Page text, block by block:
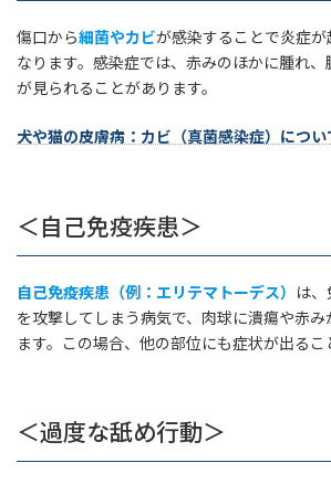
傷口から細菌やカビが感染することで炎症が
なります。感染症では、赤みのほかに腫れ
が見られることがあります。
犬や猫の皮膚病：カビ（真菌感染症）につ
＜自己免疫疾患＞
自己免疫疾患（例：エリテマトーデス） は
を攻撃してしまう病気で、肉球に潰瘍や赤み
ます。この場合、他の部位にも症状が出るこ
＜過度な舐め行動＞